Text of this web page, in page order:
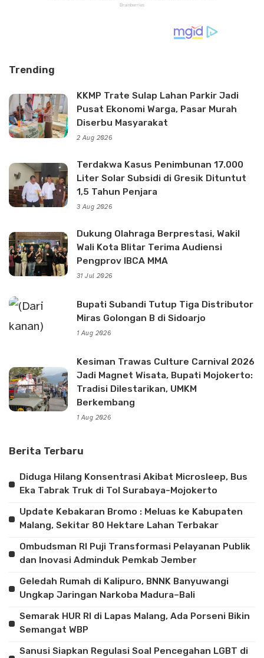
Trending
KKMP Trate Sulap Lahan Parkir Jadi
Pusat Ekonomi Warga, Pasar Murah
Diserbu Masyarakat
2 Aug 2026
Terdakwa Kasus Penimbunan 17.000
Liter Solar Subsidi di Gresik Dituntut
1,5 Tahun Penjara
3 Aug 2026
Dukung Olahraga Berprestasi, Wakil
Wali Kota Blitar Terima Audiensi
Pengprov IBCA MMA
31 Jul 2026
Bupati Subandi Tutup Tiga Distributor
Miras Golongan B di Sidoarjo
1 Aug 2026
Kesiman Trawas Culture Carnival 2026
Jadi Magnet Wisata, Bupati Mojokerto:
Tradisi Dilestarikan, UMKM
Berkembang
1 Aug 2026
Berita Terbaru
Diduga Hilang Konsentrasi Akibat Microsleep, Bus
Eka Tabrak Truk di Tol Surabaya-Mojokerto
Update Kebakaran Bromo : Meluas ke Kabupaten
Malang, Sekitar 80 Hektare Lahan Terbakar
Ombudsman RI Puji Transformasi Pelayanan Publik
dan Inovasi Adminduk Pemkab Jember
Geledah Rumah di Kalipuro, BNNK Banyuwangi
Ungkap Jaringan Narkoba Madura–Bali
Semarak HUR RI di Lapas Malang, Ada Porseni Bikin
Semangat WBP
Sanusi Siapkan Regulasi Soal Pencegahan LGBT di